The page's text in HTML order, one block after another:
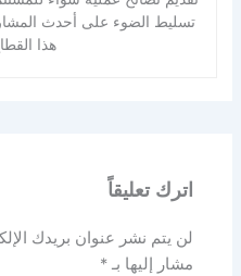
تسليط الضوء على أحدث
هذا
اترك تعليقاً
لن يتم نشر عنوان بريدك
مشار إليها بـ*